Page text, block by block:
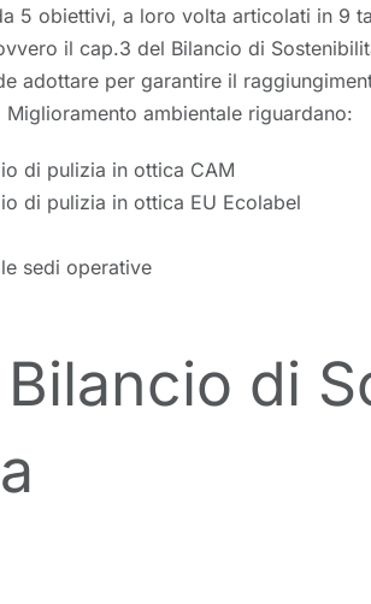
5 obiettivi, a loro volta articolati in 9
il cap.3 del Bilancio di
adottare per garantire il
ambientale riguardano:
di pulizia in ottica CAM
di pulizia in ottica EU Ecolabel
sedi operative
di